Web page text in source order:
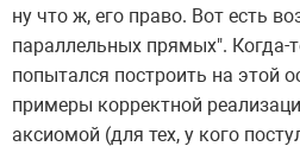
ну что ж, его право. Вот есть
параллельных прямых". Когда-
попытался построить на этой
примеры корректной
аксиомой (для тех, у кого